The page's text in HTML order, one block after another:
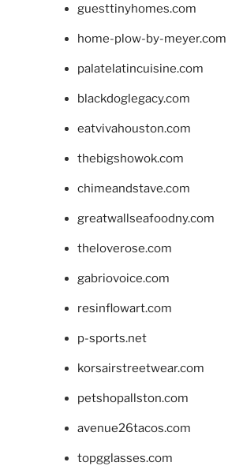
guesttinyhomes.com
home-plow-by-meyer.com
palatelatincuisine.com
blackdoglegacy.com
eatvivahouston.com
thebigshowok.com
chimeandstave.com
greatwallseafoodny.com
theloverose.com
gabriovoice.com
resinflowart.com
p-sports.net
korsairstreetwear.com
petshopallston.com
avenue26tacos.com
topgglasses.com